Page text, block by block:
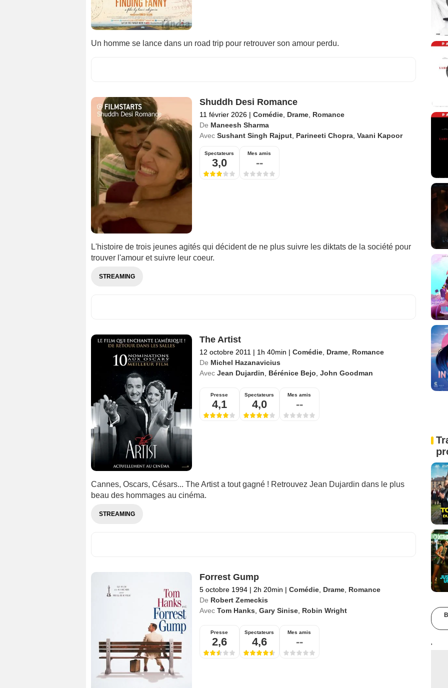
Un homme se lance dans un road trip pour retrouver son amour perdu.
Shuddh Desi Romance
11 février 2026 | Comédie, Drame, Romance
De Maneesh Sharma
Avec Sushant Singh Rajput, Parineeti Chopra, Vaani Kapoor
Spectateurs
3,0
Mes amis
--
L'histoire de trois jeunes agités qui décident de ne plus suivre les diktats de la société pour
trouver l'amour et suivre leur coeur.
STREAMING
The Artist
12 octobre 2011 | 1h 40min | Comédie, Drame, Romance
De Michel Hazanavicius
Avec Jean Dujardin Bérénice Bejo John Goodman
Presse
4,1
Spectateurs
4,0
Mes amis
--
Cannes, Oscars, Césars... The Artist a tout gagné ! Retrouvez Jean Dujardin dans le plus
beau des hommages au cinéma.
STREAMING
Forrest Gump
5 octobre 1994 | 2h 20min | Comédie, Drame, Romance
De Robert Zemeckis
Avec Tom Hanks Gary Sinise, Robin Wright
Presse
2,6
Spectateurs
4,6
Mes amis
-- '